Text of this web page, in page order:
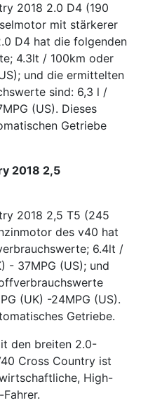
2018 2.0 D4 (190
mit stärkerer
D4 hat die folgenden
4.3lt / 100km oder
und die ermittelten
sind: 6,3 l /
(US). Dieses
Getriebe
2018 2,5
2018 2,5 T5 (245
des v40 hat
6.4lt /
- 37MPG (US); und
(UK) -24MPG (US).
Getriebe.
den breiten 2.0-
Cross Country ist
High-